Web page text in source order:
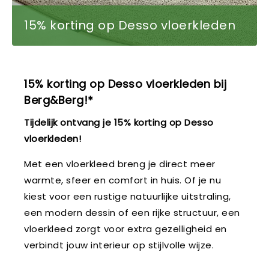
15% korting op Desso vloerkleden
15% korting op Desso vloerkleden bij
Berg&Berg!*
Tijdelijk ontvang je 15% korting op Desso
vloerkleden!
Met een vloerkleed breng je direct meer
warmte, sfeer en comfort in huis. Of je nu
kiest voor een rustige natuurlijke uitstraling,
een modern dessin of een rijke structuur, een
vloerkleed zorgt voor extra gezelligheid en
verbindt jouw interieur op stijlvolle wijze.